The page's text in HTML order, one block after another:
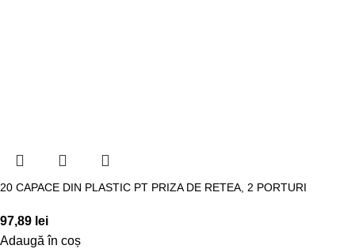
20 CAPACE DIN PLASTIC PT PRIZA DE RETEA, 2 PORTURI
97,89 lei
Adaugă în coș